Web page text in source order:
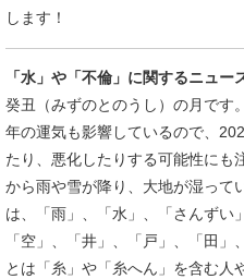
します！
「水」や「不倫」に関するニュー
癸丑（みずのとのうし）の月です
年の運気も影響しているので、
たり、悪化したりする可能性にも
から雨や雪が降り、大地が湿って
は、「雨」、「水」、「さんずい
「空」、「井」、「戸」、「田
とは「糸」や「糸へん」を含む人